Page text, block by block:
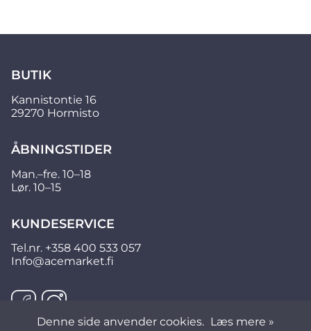
BUTIK
Kannistontie 16
29270 Hormisto
ÅBNINGSTIDER
Man.–fre. 10–18
Lør. 10–15
KUNDESERVICE
Tel.nr. +358 400 533 057
Info@acemarket.fi
Denne side anvender cookies. Læs mere »